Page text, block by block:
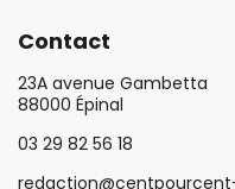
Contact
23A avenue Gambetta
88000 Épinal
03 29 82 56 18